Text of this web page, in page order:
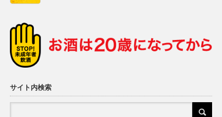
サイト内検索